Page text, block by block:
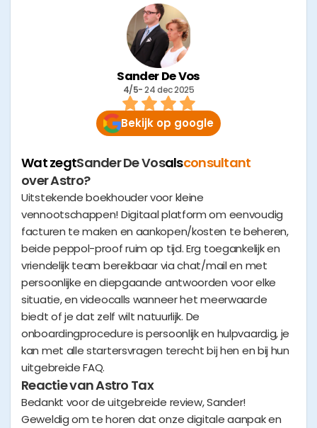
Sander De Vos
4/5- 24 dec 2025
Bekijk op google
Wat zegtSander De Vosalsconsultant
over Astro?
Uitstekende boekhouder voor kleine
vennootschappen! Digitaal platform om eenvoudig
facturen te maken en aankopen/kosten te beheren,
beide peppol-proof ruim op tijd. Erg toegankelijk en
vriendelijk team bereikbaar via chat/mail en met
persoonlijke en diepgaande antwoorden voor elke
situatie, en videocalls wanneer het meerwaarde
biedt of je dat zelf wilt natuurlijk. De
onboardingprocedure is persoonlijk en hulpvaardig, je
kan met alle startersvragen terecht bij hen en bij hun
uitgebreide FAQ.
Reactie van Astro Tax
Bedankt voor de uitgebreide review, Sander!
Geweldig om te horen dat onze digitale aanpak en